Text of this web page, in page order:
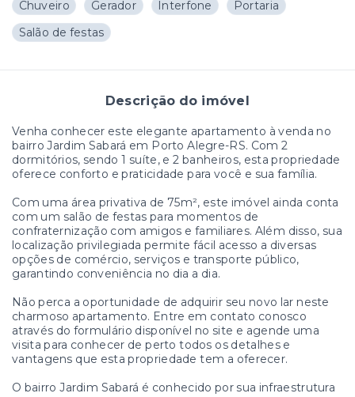
Chuveiro Gerador Interfone
Portaria
Salão de festas
Descrição do imóvel
Venha conhecer este elegante apartamento à venda no
bairro Jardim Sabará em Porto Alegre-RS. Com 2
dormitórios, sendo 1 suíte, e 2 banheiros, esta propriedade
oferece conforto e praticidade para você e sua família.
Com uma área privativa de 75m², este imóvel ainda conta
com um salão de festas para momentos de
confraternização com amigos e familiares. Além disso, sua
localização privilegiada permite fácil acesso a diversas
opções de comércio, serviços e transporte público,
garantindo conveniência no dia a dia.
Não perca a oportunidade de adquirir seu novo lar neste
charmoso apartamento. Entre em contato conosco
através do formulário disponível no site e agende uma
visita para conhecer de perto todos os detalhes e
vantagens que esta propriedade tem a oferecer.
O bairro Jardim Sabará é conhecido por sua infraestrutura